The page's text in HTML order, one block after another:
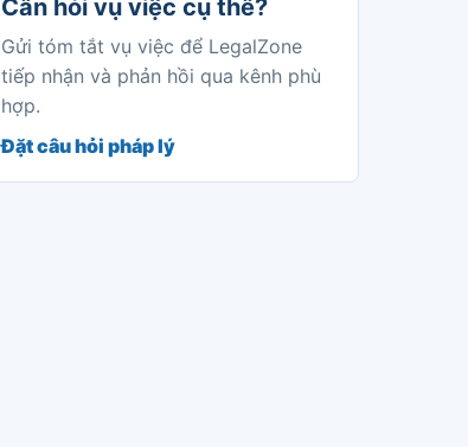
Cần hỏi vụ việc cụ thể?
Gửi tóm tắt vụ việc để LegalZone
tiếp nhận và phản hồi qua kênh phù
hợp.
Đặt câu hỏi pháp lý